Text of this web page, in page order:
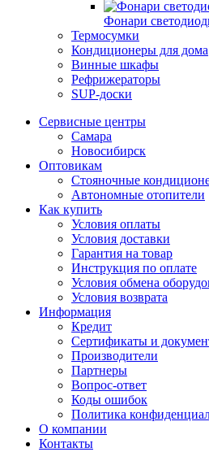
Фонари
Термосумки
Кондиционеры для дома
Винные шкафы
Рефрижераторы
SUP-доски
Сервисные центры
Самара
Новосибирск
Оптовикам
Стояночные
Автономные отопители
Как купить
Условия оплаты
Условия доставки
Гарантия на товар
Инструкция по оплате
Условия обмена
Условия возврата
Информация
Кредит
Сертификаты и
Производители
Партнеры
Вопрос-ответ
Коды ошибок
Политика
О компании
Контакты